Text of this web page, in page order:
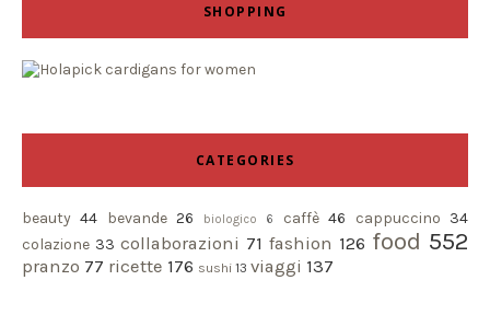
SHOPPING
CATEGORIES
beauty 44 bevande 26 biologico 6 caffè 46 cappuccino 34
colazione 33 collaborazioni 71 fashion 126 food 552
pranzo 77 ricette 176 sushi 13 viaggi 137